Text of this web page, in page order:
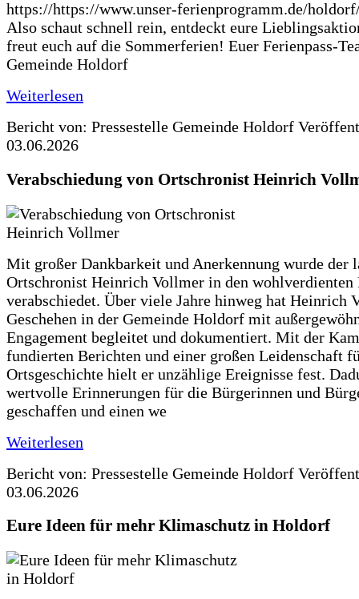
https://https://www.unser-ferienprogramm.de/
Also schaut schnell rein, entdeckt eure
freut euch auf die Sommerferien! Euer Ferienpass-
Gemeinde Holdorf
Weiterlesen
Bericht von: Pressestelle Gemeinde Holdorf
03.06.2026
Verabschiedung von Ortschronist Heinrich
Mit großer Dankbarkeit und Anerkennung wurde der
Ortschronist Heinrich Vollmer in den wohlverdienten
verabschiedet. Über viele Jahre hinweg hat Heinrich
Geschehen in der Gemeinde Holdorf mit
Engagement begleitet und dokumentiert. Mit der
fundierten Berichten und einer großen Leidenschaft
Ortsgeschichte hielt er unzählige Ereignisse fest.
wertvolle Erinnerungen für die Bürgerinnen und
geschaffen und einen we
Weiterlesen
Bericht von: Pressestelle Gemeinde Holdorf
03.06.2026
Eure Ideen für mehr Klimaschutz in Holdorf